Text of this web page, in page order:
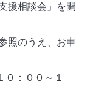
援相談会」を開
照のうえ、お申
：００～１